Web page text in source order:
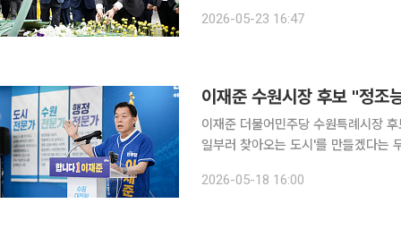
염태영·김준혁·전용기 국회의원, 김
2026-05-23 16:47
이재준 더불어민주당 수원특례시장
일부러 찾아오는 도시'를 만들겠다는 두 번째 정책카드를
이다. 18일 이투데이 취재를 종합
2026-05-18 16:00